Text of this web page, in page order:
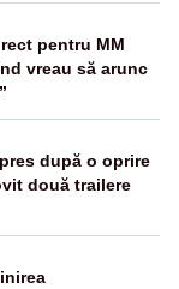
pentru MM
vreau să arunc
după o oprire
două trailere